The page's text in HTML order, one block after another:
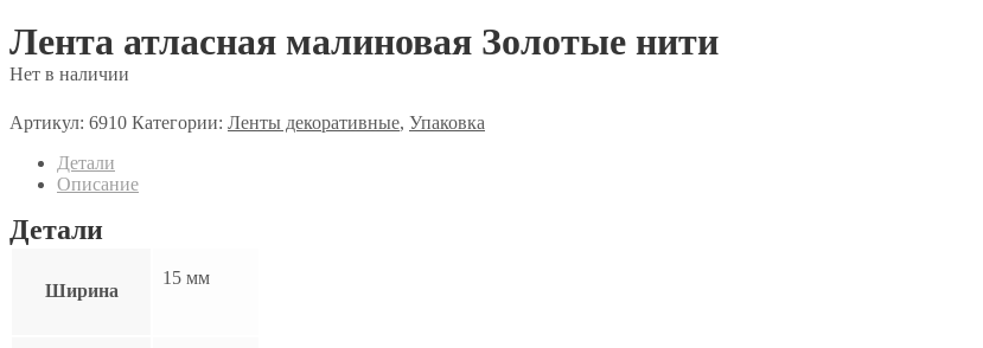
Лента атласная малиновая Золотые нити
Нет в наличии
Артикул: 6910 Категории: Ленты декоративные, Упаковка
Детали
Описание
Детали
Ширина
15 мм